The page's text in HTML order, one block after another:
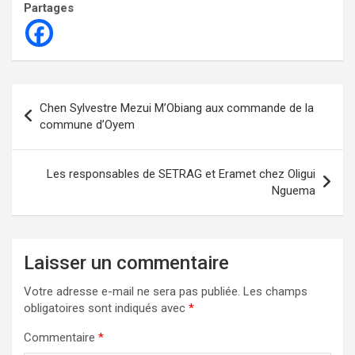
Partages
de
l’article
Chen Sylvestre Mezui M’Obiang aux commande de la
commune d’Oyem
Les responsables de SETRAG et Eramet chez Oligui
Nguema
Laisser un commentaire
Votre adresse e-mail ne sera pas publiée. Les champs
obligatoires sont indiqués avec *
Commentaire *